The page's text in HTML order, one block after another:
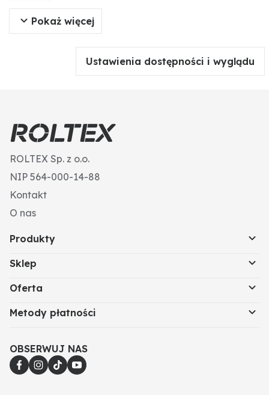
Pokaż więcej
Ustawienia dostępności i wyglądu
ROLTEX Sp. z o.o.
NIP 564-000-14-88
Kontakt
O nas
Produkty
Sklep
Oferta
Metody płatności
OBSERWUJ NAS